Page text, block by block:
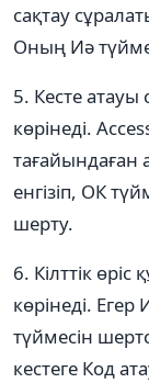
сақтау
Оның Иә
5. Кесте атауы
көрінеді.
тағайындаған
енгізіп, ОК
шерту.
6. Кілттік
көрінеді. Егер
түймесін
кестеге Код